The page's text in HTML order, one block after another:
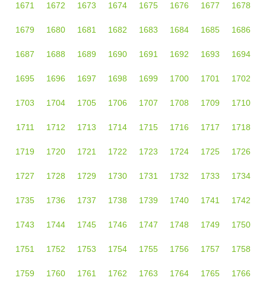
1671 1672 1673 1674 1675 1676 1677 1678
1679 1680 1681 1682 1683 1684 1685 1686
1687 1688 1689 1690 1691 1692 1693 1694
1695 1696 1697 1698 1699 1700 1701 1702
1703 1704 1705 1706 1707 1708 1709 1710
1711 1712 1713 1714 1715 1716 1717 1718
1719 1720 1721 1722 1723 1724 1725 1726
1727 1728 1729 1730 1731 1732 1733 1734
1735 1736 1737 1738 1739 1740 1741 1742
1743 1744 1745 1746 1747 1748 1749 1750
1751 1752 1753 1754 1755 1756 1757 1758
1759 1760 1761 1762 1763 1764 1765 1766